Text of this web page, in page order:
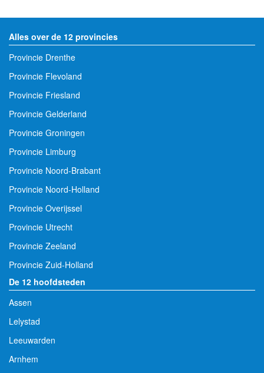
Alles over de 12 provincies
Provincie Drenthe
Provincie Flevoland
Provincie Friesland
Provincie Gelderland
Provincie Groningen
Provincie Limburg
Provincie Noord-Brabant
Provincie Noord-Holland
Provincie Overijssel
Provincie Utrecht
Provincie Zeeland
Provincie Zuid-Holland
De 12 hoofdsteden
Assen
Lelystad
Leeuwarden
Arnhem